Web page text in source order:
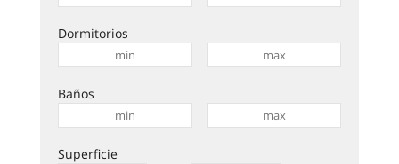
Dormitorios
Baños
Superficie